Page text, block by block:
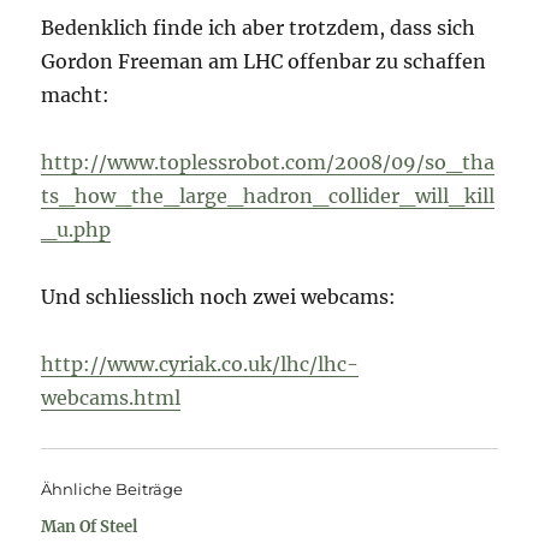
Bedenklich finde ich aber trotzdem, dass sich
Gordon Freeman am LHC offenbar zu schaffen
macht:
http://www.toplessrobot.com/2008/09/so_tha
ts_how_the_large_hadron_collider_will_kill
_u.php
Und schliesslich noch zwei webcams:
http://www.cyriak.co.uk/lhc/lhc-
webcams.html
Ähnliche Beiträge
Man Of Steel